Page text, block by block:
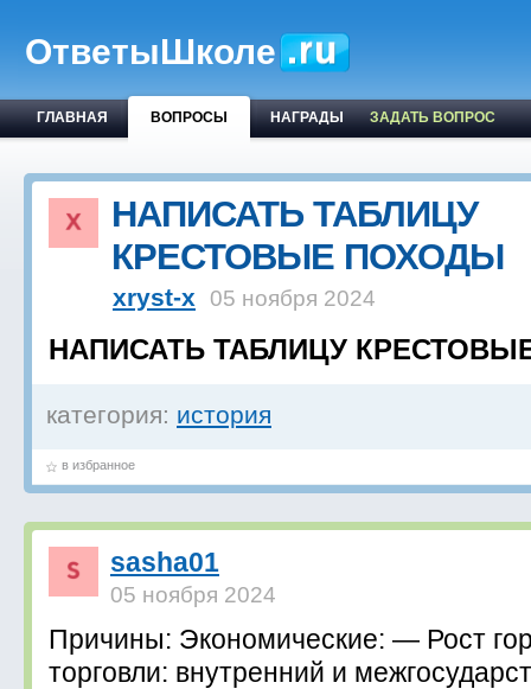
ОтветыШколе
ГЛАВНАЯ ВОПРОСЫ НАГРАДЫ ЗАДАТЬ ВОПРОС
НАПИСАТЬ ТАБЛИЦУ
КРЕСТОВЫЕ ПОХОДЫ
xryst-x 05 ноября 2024
НАПИСАТЬ ТАБЛИЦУ
категория: история
в избранное
sasha01
05 ноября 2024
Причины: Экономические: — Рост
торговли: внутренний и